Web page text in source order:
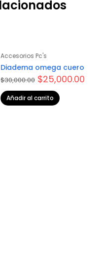
Accesorios Pc's
Diadema omega cuero
$30,000.00 Original
price
was:
$30,000.00.
$25,000.00
Añadir al carrito